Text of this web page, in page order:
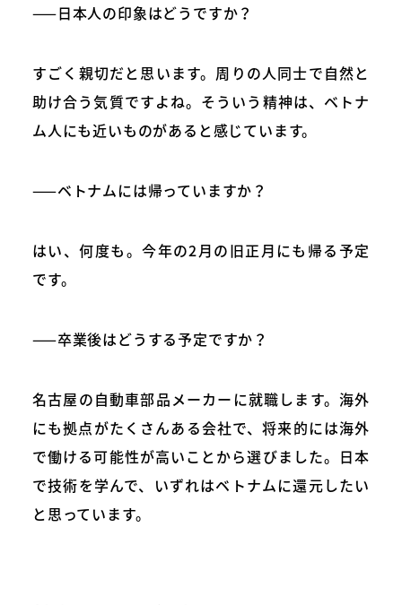
——日本人の印象はどうですか？
すごく親切だと思います。周りの人同士で自然と
助け合う気質ですよね。そういう精神は、ベトナ
ム人にも近いものがあると感じています。
——ベトナムには帰っていますか？
はい、何度も。今年の2月の旧正月にも帰る予定
です。
——卒業後はどうする予定ですか？
名古屋の自動車部品メーカーに就職します。海外
にも拠点がたくさんある会社で、将来的には海外
で働ける可能性が高いことから選びました。日本
で技術を学んで、いずれはベトナムに還元したい
と思っています。